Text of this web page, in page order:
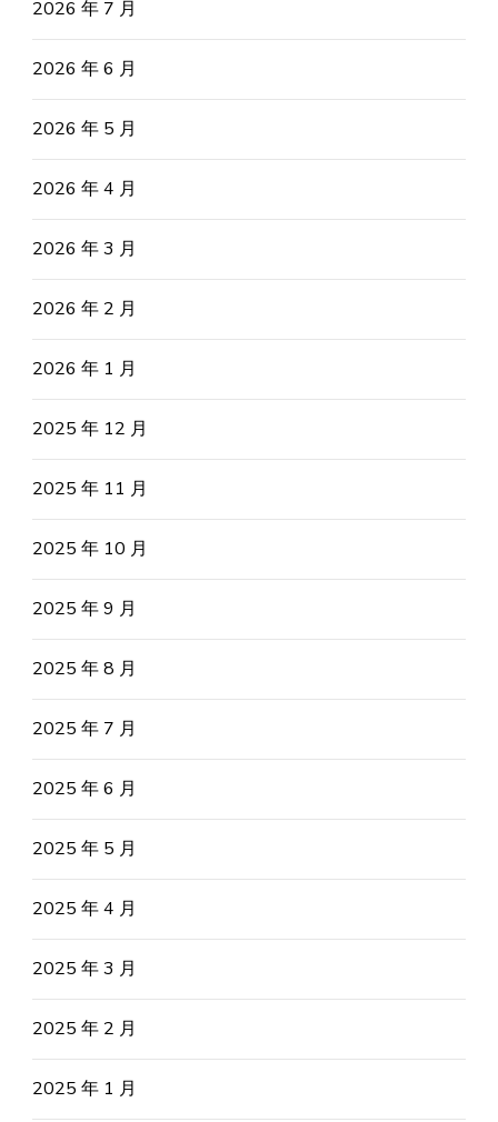
2026 年 7 月
2026 年 6 月
2026 年 5 月
2026 年 4 月
2026 年 3 月
2026 年 2 月
2026 年 1 月
2025 年 12 月
2025 年 11 月
2025 年 10 月
2025 年 9 月
2025 年 8 月
2025 年 7 月
2025 年 6 月
2025 年 5 月
2025 年 4 月
2025 年 3 月
2025 年 2 月
2025 年 1 月